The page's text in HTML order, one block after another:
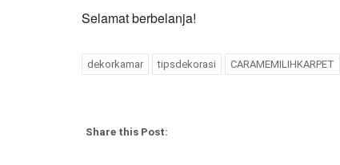
Selamat berbelanja!
dekorkamar tipsdekorasi CARAMEMILIHKARPET
Share this Post: